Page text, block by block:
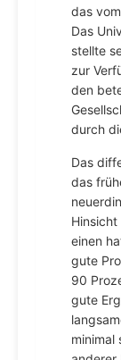
das
Das
stellte
zur
den
durch
Das
das
einen
gute
90
gute
minimal